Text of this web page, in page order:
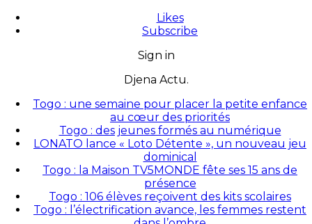
Likes
Subscribe
Sign in
Djena Actu.
Togo : une semaine pour placer la petite enfance
au cœur des priorités
Togo : des jeunes formés au numérique
LONATO lance « Loto Détente », un nouveau jeu
dominical
Togo : la Maison TV5MONDE fête ses 15 ans de
présence
Togo : 106 élèves reçoivent des kits scolaires
Togo : l’électrification avance, les femmes restent